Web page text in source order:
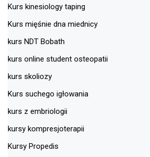
Kurs kinesiology taping
Kurs mięśnie dna miednicy
kurs NDT Bobath
kurs online student osteopatii
kurs skoliozy
Kurs suchego igłowania
kurs z embriologii
kursy kompresjoterapii
Kursy Propedis